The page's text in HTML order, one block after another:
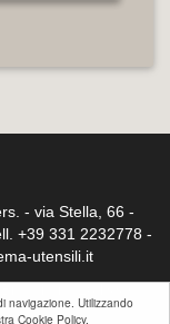
navigazione. Utilizzando
Cookie Policy.
- via Stella, 66 -
+39 331 2232778 -
utensili.it